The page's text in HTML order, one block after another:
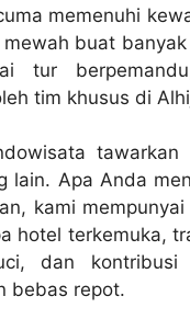
memenuhi
buat
tur
tim khusus di
lain. Apa Anda
kami
hotel terkemuka,
dan kontribusi
bebas repot.